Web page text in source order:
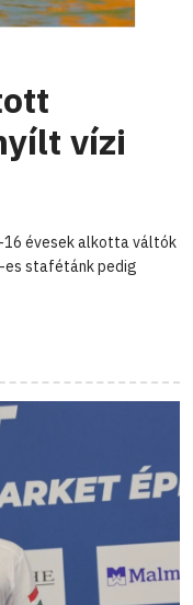
vízi
16 évesek alkotta váltók
es stafétánk pedig